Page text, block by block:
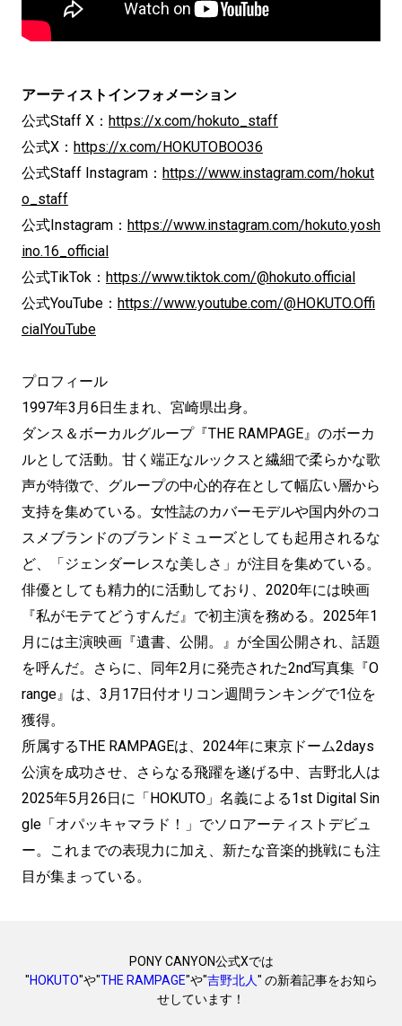
アーティストインフォメーション
公式Staff X： https://x.com/hokuto_staff
公式X： https://x.com/HOKUTOBOO36
公式Staff Instagram： https://www.instagram.com/hokut
o_staff
公式Instagram： https://www.instagram.com/hokuto.yosh
ino.16_official
公式TikTok： https://www.tiktok.com/@hokuto.official
公式YouTube： https://www.youtube.com/@HOKUTO.Offi
cialYouTube
プロフィール
1997年3月6日生まれ、宮崎県出身。
ダンス＆ボーカルグループ『THE RAMPAGE』のボーカ
ルとして活動。甘く端正なルックスと繊細で柔らかな歌
声が特徴で、グループの中心的存在として幅広い層から
支持を集めている。女性誌のカバーモデルや国内外のコ
スメブランドのブランドミューズとしても起用されるな
ど、「ジェンダーレスな美しさ」が注目を集めている。
俳優としても精力的に活動しており、2020年には映画
『私がモテてどうすんだ』で初主演を務める。2025年1
月には主演映画『遺書、公開。』が全国公開され、話題
を呼んだ。さらに、同年2月に発売された2nd写真集『O
range』は、3月17日付オリコン週間ランキングで1位を
獲得。
所属するTHE RAMPAGEは、2024年に東京ドーム2days
公演を成功させ、さらなる飛躍を遂げる中、吉野北人は
2025年5月26日に「HOKUTO」名義による1st Digital Sin
gle「オパッキャマラド！」でソロアーティストデビュ
ー。これまでの表現力に加え、新たな音楽的挑戦にも注
目が集まっている。
PONY CANYON公式Xでは
"HOKUTO"や"THE RAMPAGE"や"吉野北人" の新着記事をお知ら
せしています！